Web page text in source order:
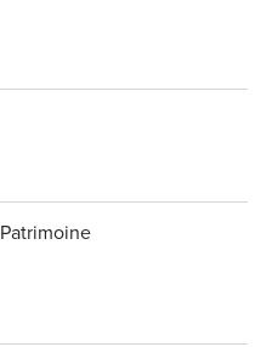
Patrimoine